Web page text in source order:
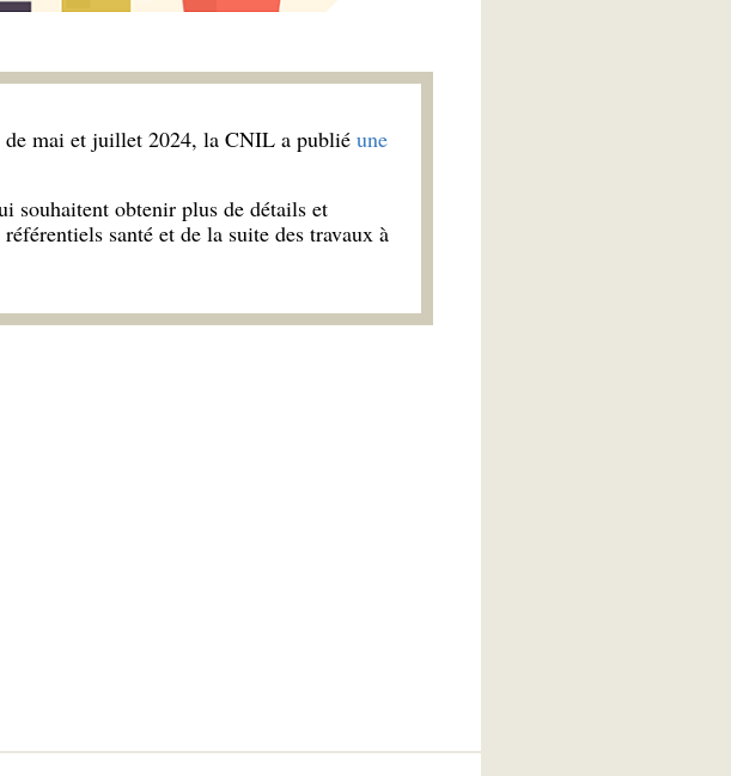
mai et juillet 2024, la CNIL a publié une
souhaitent obtenir plus de détails et
santé et de la suite des travaux à